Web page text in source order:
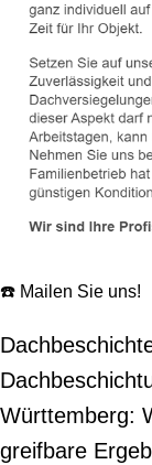
☎️ Mailen Sie uns!
Württemberg:
greifbare